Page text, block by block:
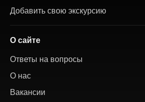
Добавить свою экскурсию
О сайте
Ответы на вопросы
О нас
Вакансии